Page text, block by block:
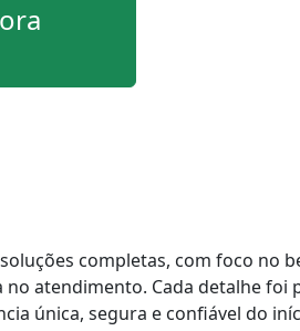
completas, com foco no
no atendimento. Cada detalhe foi
única, segura e confiável do